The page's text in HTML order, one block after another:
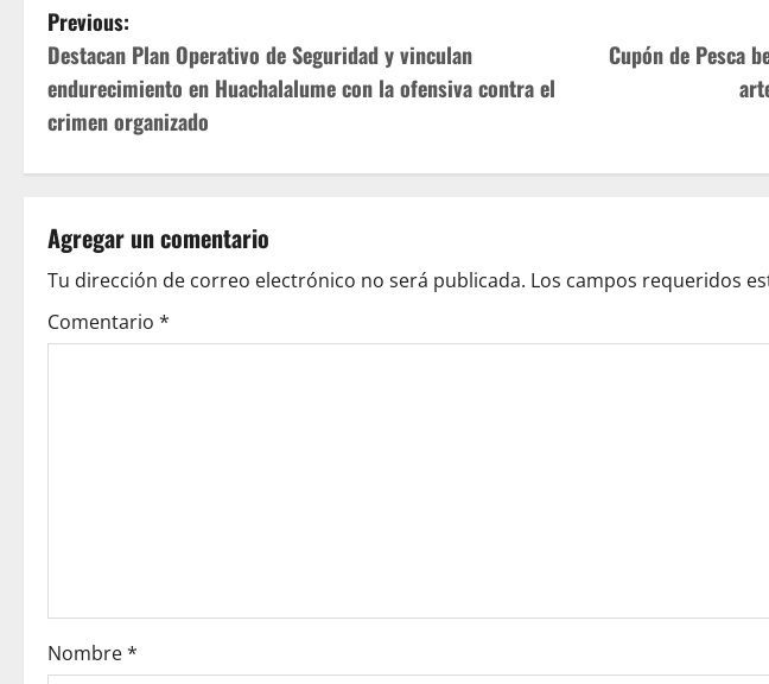
P
o
s
t
n
a
v
o
Previous:
Destacan Plan Operativo de Seguridad y vinculan
endurecimiento en Huachalalume con la ofensiva contra el
crimen organizado
Cupón de Pesca
Agregar un comentario
Tu dirección de correo electrónico no será publicada. Los campos requeridos
Comentario *
Nombre*